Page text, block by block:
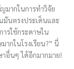
มากในการทำวิจัย
นตรงประเด็นและ
รใช้กระดาษใน
ากในโรงเรียน?” นี่
อื่นๆ ได้อีกมากมาย!